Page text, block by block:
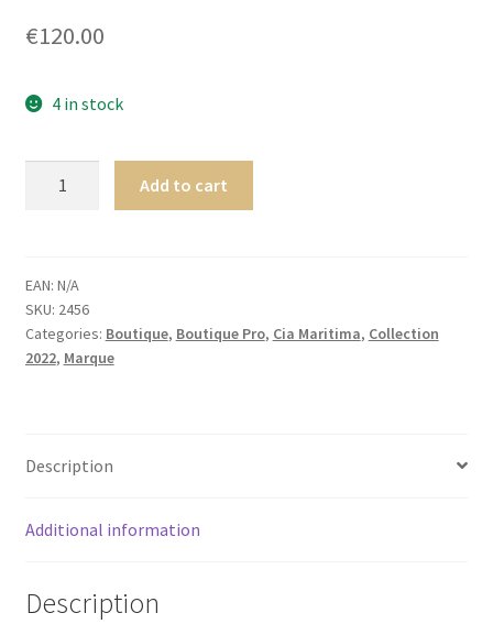
€120.00
4 in stock
V
CAFTAN
Nômade
quantity
Add to cart
EAN: N/A
SKU: 2456
Categories: Boutique, Boutique Pro, Cia Maritima, Collection
2022, Marque
Description
Additional information
Description